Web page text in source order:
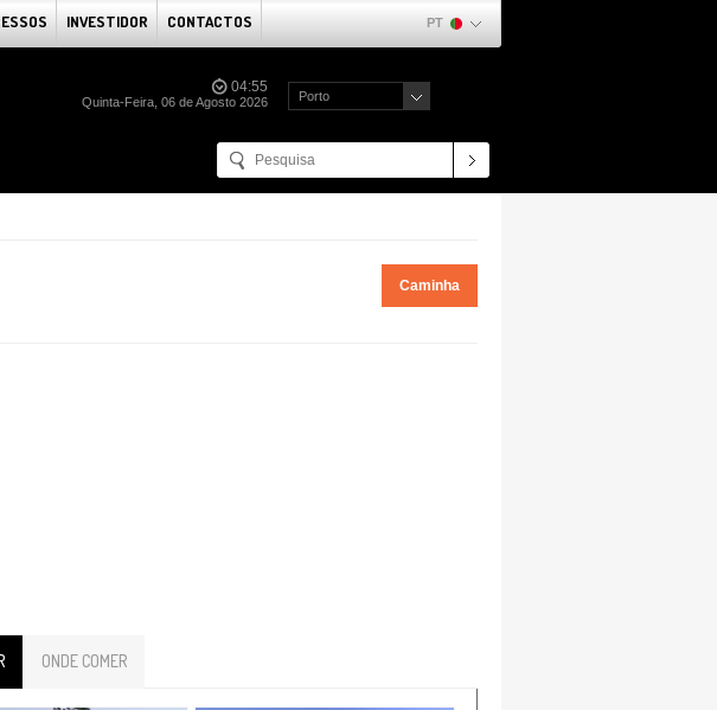
INVESTIDOR CONTACTOS PT
04:55
Quinta-Feira, 06 de Agosto 2026 Porto
Caminha
ONDE COMER